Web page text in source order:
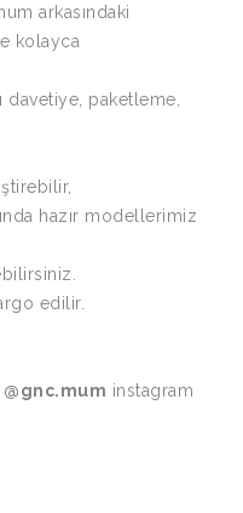
arkasındaki
kolayca
davetiye, paketleme,
hazır modellerimiz
edilir.
@gnc.mum instagram